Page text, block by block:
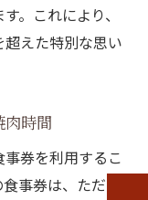
。これにより、
えた特別な思い
肉時間
券を利用するこ
事券は、ただの